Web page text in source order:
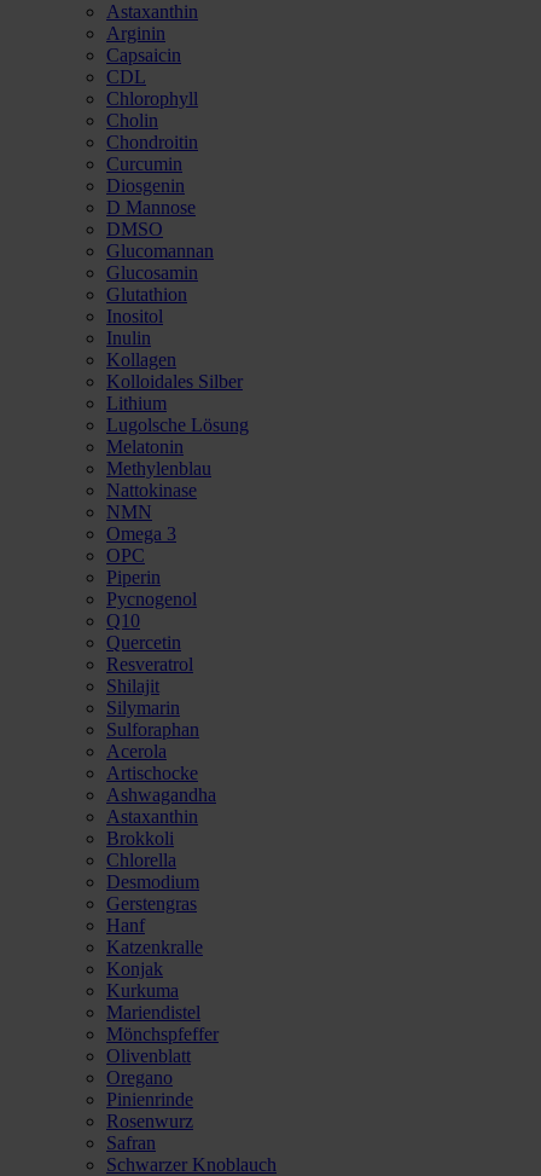
Astaxanthin
Arginin
Capsaicin
CDL
Chlorophyll
Cholin
Chondroitin
Curcumin
Diosgenin
D Mannose
DMSO
Glucomannan
Glucosamin
Glutathion
Inositol
Inulin
Kollagen
Kolloidales Silber
Lithium
Lugolsche Lösung
Melatonin
Methylenblau
Nattokinase
NMN
Omega 3
OPC
Piperin
Pycnogenol
Q10
Quercetin
Resveratrol
Shilajit
Silymarin
Sulforaphan
Acerola
Artischocke
Ashwagandha
Astaxanthin
Brokkoli
Chlorella
Desmodium
Gerstengras
Hanf
Katzenkralle
Konjak
Kurkuma
Mariendistel
Mönchspfeffer
Olivenblatt
Oregano
Pinienrinde
Rosenwurz
Safran
Schwarzer Knoblauch